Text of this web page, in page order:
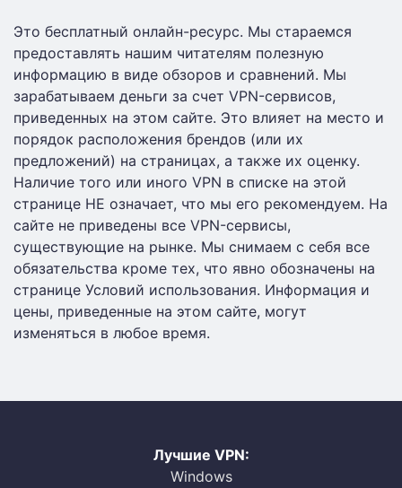
Это бесплатный онлайн-ресурс. Мы стараемся
предоставлять нашим читателям полезную
информацию в виде обзоров и сравнений. Мы
зарабатываем деньги за счет VPN-сервисов,
приведенных на этом сайте. Это влияет на место и
порядок расположения брендов (или их
предложений) на страницах, а также их оценку.
Наличие того или иного VPN в списке на этой
странице НЕ означает, что мы его рекомендуем. На
сайте не приведены все VPN-сервисы,
существующие на рынке. Мы снимаем с себя все
обязательства кроме тех, что явно обозначены на
странице Условий использования. Информация и
цены, приведенные на этом сайте, могут
изменяться в любое время.
Лучшие VPN:
Windows